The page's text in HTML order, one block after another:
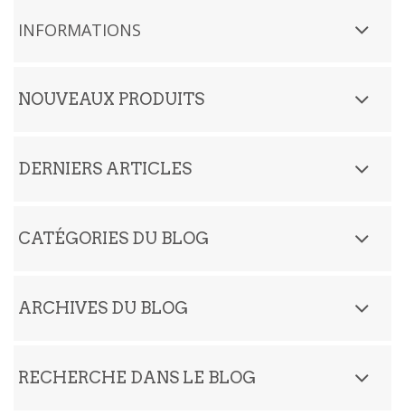
INFORMATIONS
NOUVEAUX PRODUITS
DERNIERS ARTICLES
CATÉGORIES DU BLOG
ARCHIVES DU BLOG
RECHERCHE DANS LE BLOG